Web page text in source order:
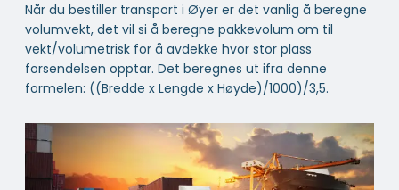
Når du bestiller transport i Øyer er det vanlig å beregne
volumvekt, det vil si å beregne pakkevolum om til
vekt/volumetrisk for å avdekke hvor stor plass
forsendelsen opptar. Det beregnes ut ifra denne
formelen: ((Bredde x Lengde x Høyde)/1000)/3,5.